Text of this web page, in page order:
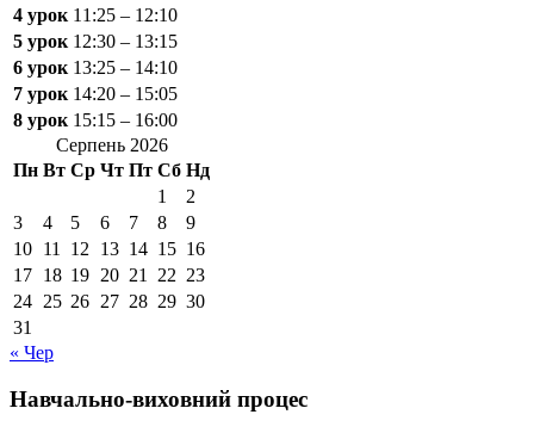
4 урок 11:25 – 12:10
5 урок 12:30 – 13:15
6 урок 13:25 – 14:10
7 урок 14:20 – 15:05
8 урок 15:15 – 16:00
Серпень 2026
Пн Вт Ср Чт Пт Сб Нд
1
2
3
4 5 6 7 8
9
10 11 12 13 14 15 16
17 18 19 20 21 22 23
24 25 26 27 28 29 30
31
« Чер
Навчально-виховний процес